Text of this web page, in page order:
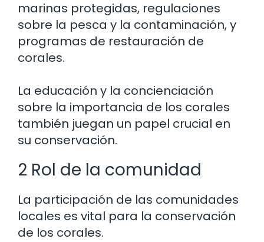
marinas protegidas, regulaciones
sobre la pesca y la contaminación, y
programas de restauración de
corales.
La educación y la concienciación
sobre la importancia de los corales
también juegan un papel crucial en
su conservación.
2 Rol de la comunidad
La participación de las comunidades
locales es vital para la conservación
de los corales.